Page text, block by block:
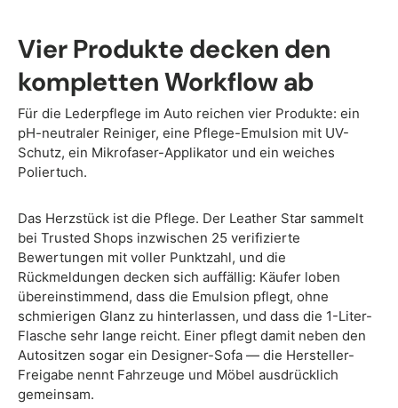
Vier Produkte decken den
kompletten Workflow ab
Für die Lederpflege im Auto reichen vier Produkte: ein
pH-neutraler Reiniger, eine Pflege-Emulsion mit UV-
Schutz, ein Mikrofaser-Applikator und ein weiches
Poliertuch.
Das Herzstück ist die Pflege. Der Leather Star sammelt
bei Trusted Shops inzwischen 25 verifizierte
Bewertungen mit voller Punktzahl, und die
Rückmeldungen decken sich auffällig: Käufer loben
übereinstimmend, dass die Emulsion pflegt, ohne
schmierigen Glanz zu hinterlassen, und dass die 1-Liter-
Flasche sehr lange reicht. Einer pflegt damit neben den
Autositzen sogar ein Designer-Sofa — die Hersteller-
Freigabe nennt Fahrzeuge und Möbel ausdrücklich
gemeinsam.